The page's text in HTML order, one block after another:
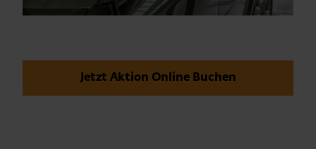
Jetzt Aktion Online Buchen